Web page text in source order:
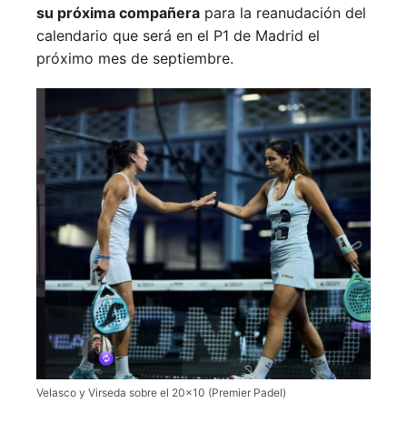
su próxima compañera para la reanudación del
calendario que será en el P1 de Madrid el
próximo mes de septiembre.
Velasco y Virseda sobre el 20×10 (Premier Padel)